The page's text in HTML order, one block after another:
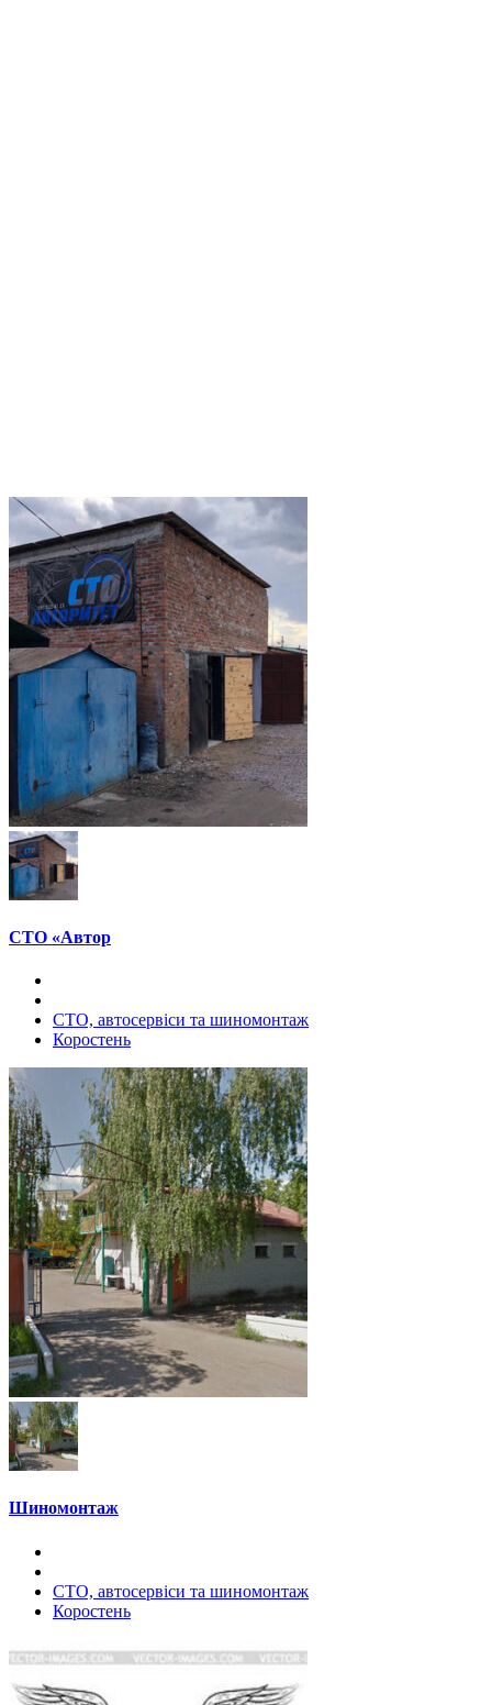
СТО «Автор
СТО, автосервіси та шиномонтаж
Коростень
Шиномонтаж
СТО, автосервіси та шиномонтаж
Коростень